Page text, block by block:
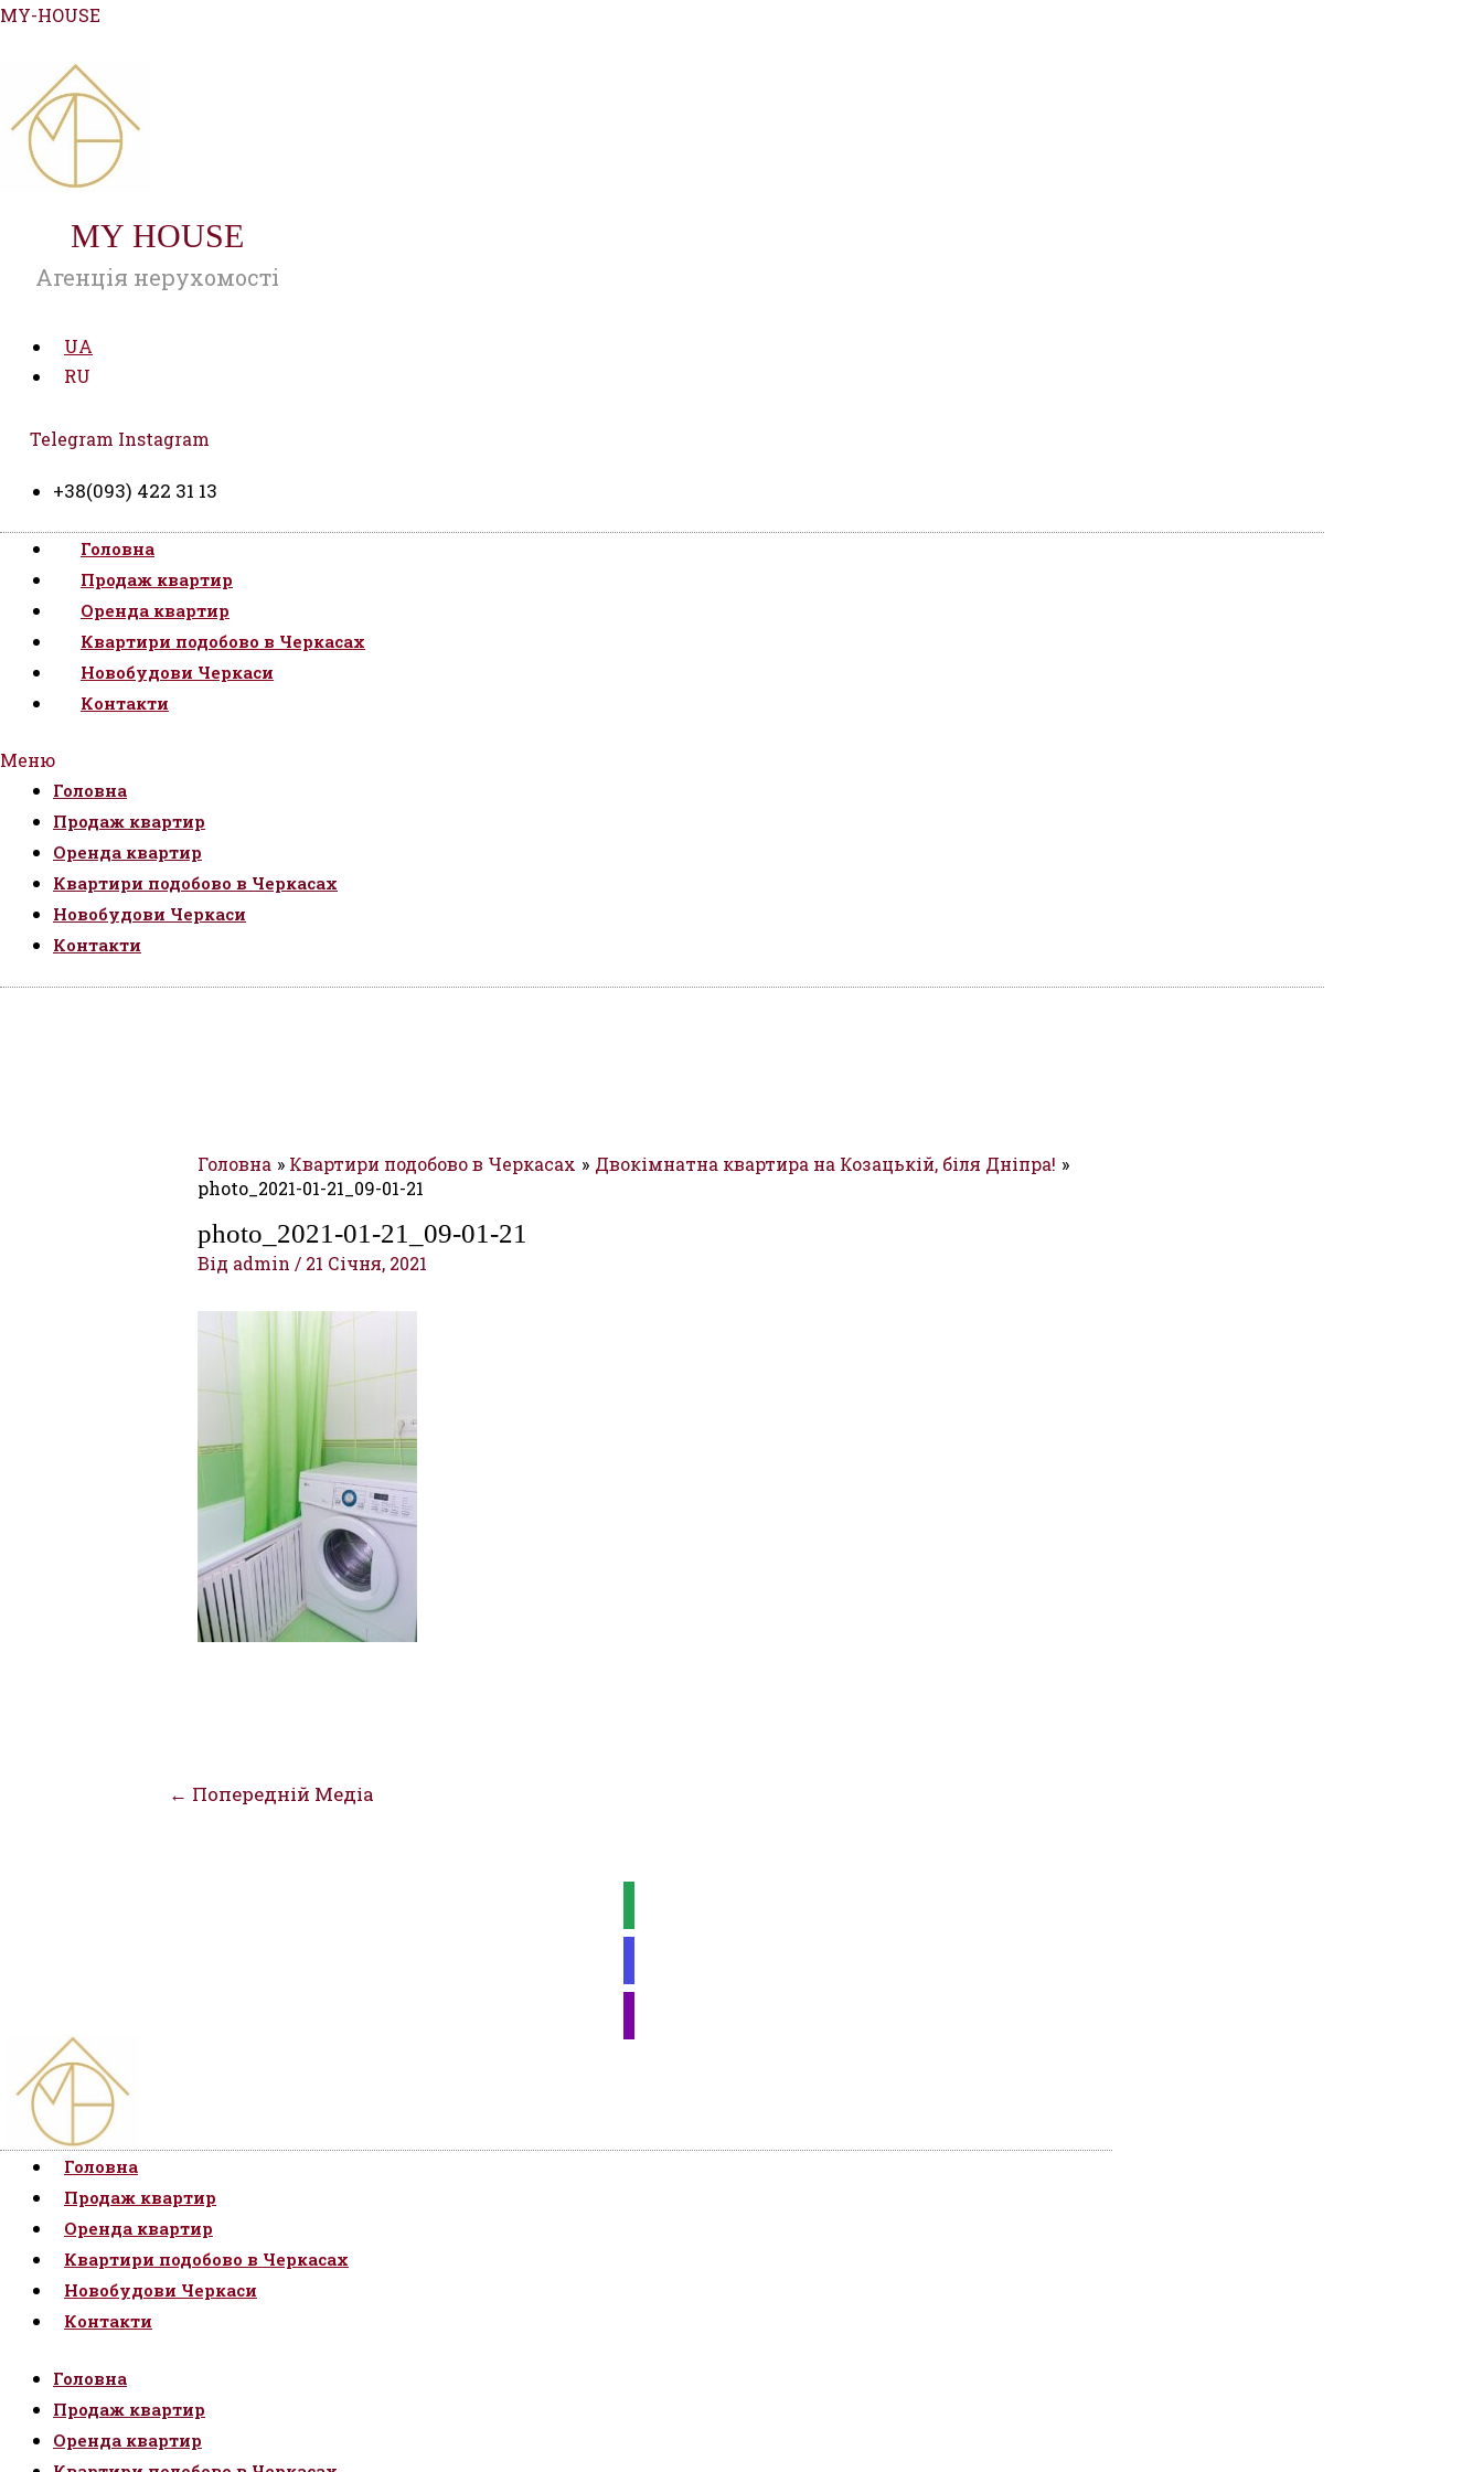
Перейти
вмісту
MY-HOUSE
MY HOUSE
Агенція нерухомості
UA
RU
Telegram Instagram
+38(093) 422 31 13
Головна
Продаж квартир
Оренда квартир
Квартири подобово в Черкасах
Новобудови Черкаси
Контакти
Меню
Головна
Продаж квартир
Оренда квартир
Квартири подобово в Черкасах
Новобудови Черкаси
Контакти
Головна Квартири подобово в Черкасах
Двокімнатна квартира на Козацькій, біля Дніпра!
photo_2021-01-21_09-01-21
photo_2021-01-21_09-01-21
Від admin / 21 Січня, 2021
Навігація
← Попередній Медіа
Головна
Продаж квартир
Оренда квартир
Квартири подобово в Черкасах
Новобудови Черкаси
Контакти
Головна
Продаж квартир
Оренда квартир